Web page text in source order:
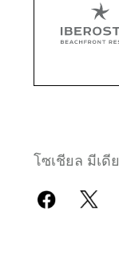
โซเชียล มีเดีย